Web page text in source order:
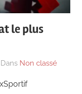
le plus
Dans Non classé